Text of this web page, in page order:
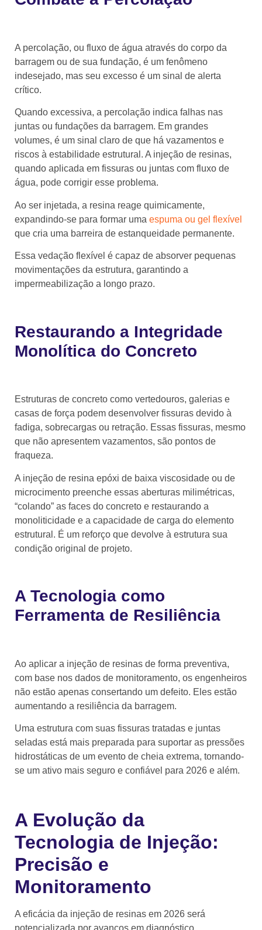
A percolação, ou fluxo de água através do corpo da
barragem ou de sua fundação, é um fenômeno
indesejado, mas seu excesso é um sinal de alerta
crítico.
Quando excessiva, a percolação indica falhas nas
juntas ou fundações da barragem. Em grandes
volumes, é um sinal claro de que há vazamentos e
riscos à estabilidade estrutural. A injeção de resinas,
quando aplicada em fissuras ou juntas com fluxo de
água, pode corrigir esse problema.
Ao ser injetada, a resina reage quimicamente,
expandindo-se para formar uma espuma ou gel flexível
que cria uma barreira de estanqueidade permanente.
Essa vedação flexível é capaz de absorver pequenas
movimentações da estrutura, garantindo a
impermeabilização a longo prazo.
Restaurando a Integridade
Monolítica do Concreto
Estruturas de concreto como vertedouros, galerias e
casas de força podem desenvolver fissuras devido à
fadiga, sobrecargas ou retração. Essas fissuras, mesmo
que não apresentem vazamentos, são pontos de
fraqueza.
A injeção de resina epóxi de baixa viscosidade ou de
microcimento preenche essas aberturas milimétricas,
“colando” as faces do concreto e restaurando a
monoliticidade e a capacidade de carga do elemento
estrutural. É um reforço que devolve à estrutura sua
condição original de projeto.
A Tecnologia como
Ferramenta de Resiliência
Ao aplicar a injeção de resinas de forma preventiva,
com base nos dados de monitoramento, os engenheiros
não estão apenas consertando um defeito. Eles estão
aumentando a resiliência da barragem.
Uma estrutura com suas fissuras tratadas e juntas
seladas está mais preparada para suportar as pressões
hidrostáticas de um evento de cheia extrema, tornando-
se um ativo mais seguro e confiável para 2026 e além.
A Evolução da
Tecnologia de Injeção:
Precisão e
Monitoramento
A eficácia da injeção de resinas em 2026 será
potencializada por avanços em diagnóstico,